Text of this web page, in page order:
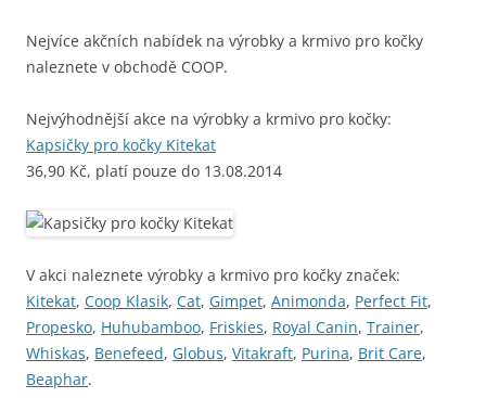
Nejvíce akčních nabídek na výrobky a krmivo pro kočky
naleznete v obchodě COOP.
Nejvýhodnější akce na výrobky a krmivo pro kočky:
Kapsičky pro kočky Kitekat
36,90 Kč, platí pouze do 13.08.2014
V akci naleznete výrobky a krmivo pro kočky značek:
Kitekat, Coop Klasik, Cat, Gimpet, Animonda, Perfect Fit,
Propesko, Huhubamboo, Friskies, Royal Canin, Trainer,
Whiskas, Benefeed, Globus, Vitakraft, Purina, Brit Care,
Beaphar.